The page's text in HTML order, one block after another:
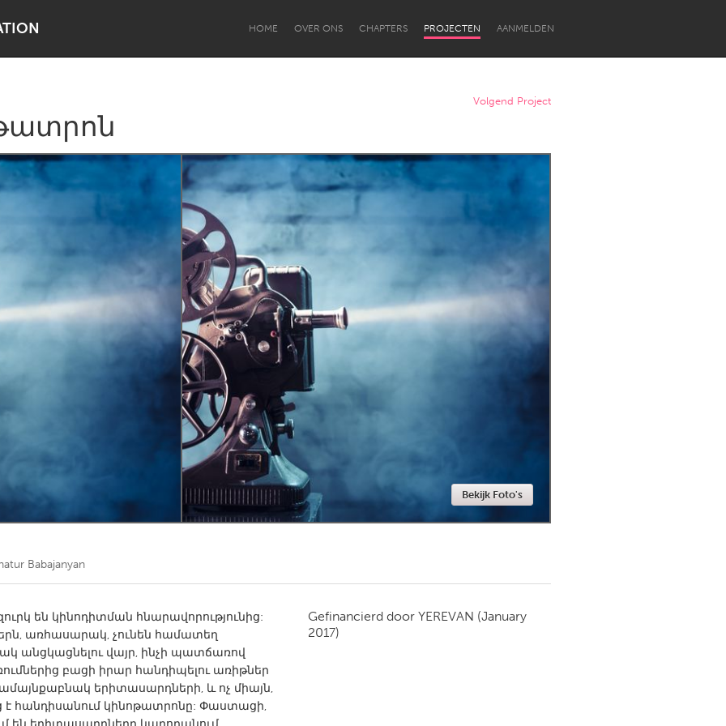
HOME OVER ONS CHAPTERS PROJECTEN AANMELDEN
Dragon Dreaming
Lake Mac Lower Hunter
Kitchener-Waterloo New Glasgow
Volgend Project
Bekijk Foto's
Babajanyan
են կինոդիտման հնարավորությունից:
առհասարակ, չունեն համատեղ
անցկացնելու վայր, ինչի պատճառով
բացի իրար հանդիպելու առիթներ
երիտասարդների, և ոչ միայն,
է հանդիսանում կինոթատրոնը: Փաստացի,
Gefinancierd door YEREVAN (January
2017)